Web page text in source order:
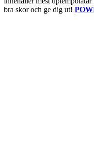
bra skor och ge dig ut!